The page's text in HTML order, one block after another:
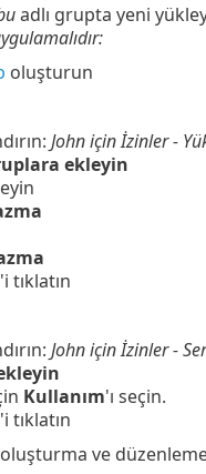
adlı grupta yeni
oluşturun
John için İzinler -
ekleyin
'i tıklatın
John için İzinler -
Kullanım'ı seçin.
'i tıklatın
ve